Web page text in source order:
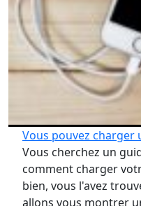
Vous pouvez charger
Vous cherchez un
comment charger
bien, vous l'avez
allons vous montrer